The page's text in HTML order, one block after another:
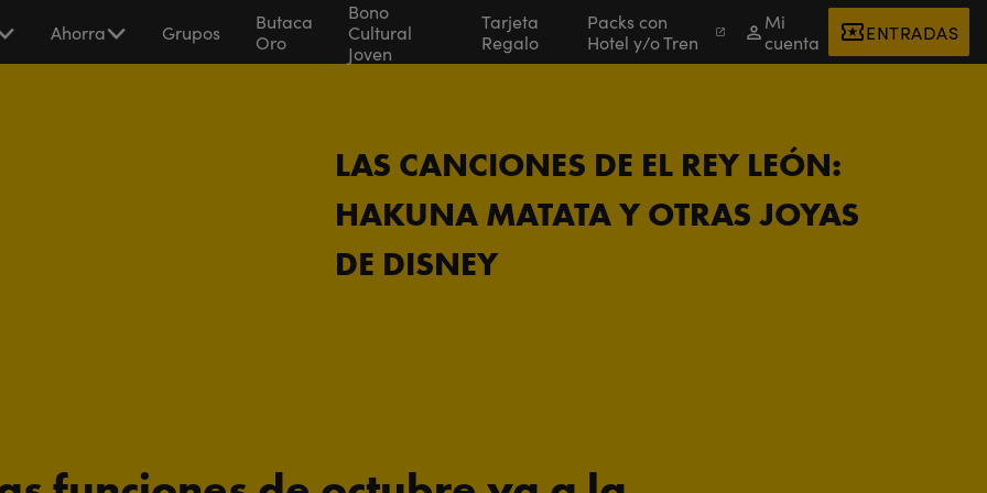
Ahorra Grupos
Butaca
Oro
Bono
Cultural
Joven
Tarjeta
Regalo
Packs con
Hotel y/o Tren
Mi
cuenta
ENTRADAS
LAS CANCIONES DE EL REY LEÓN:
HAKUNA MATATA Y OTRAS JOYAS
DE DISNEY